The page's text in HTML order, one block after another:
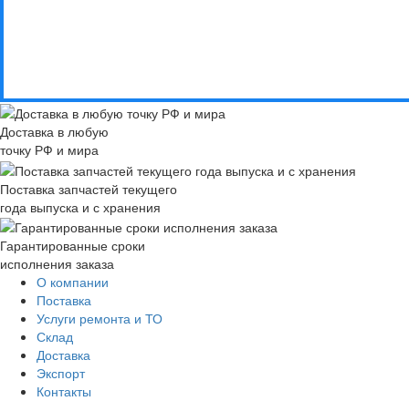
Доставка в любую
точку РФ и мира
Поставка запчастей текущего
года выпуска и с хранения
Гарантированные сроки
исполнения заказа
О компании
Поставка
Услуги ремонта и ТО
Склад
Доставка
Экспорт
Контакты